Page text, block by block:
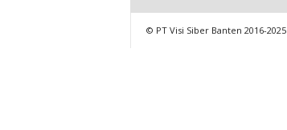
© PT Visi Siber Banten 2016-2025